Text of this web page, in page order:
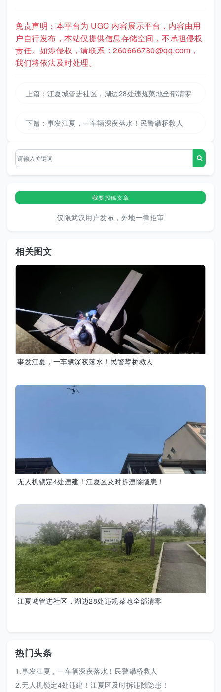
免责声明：本平台为 UGC 内容展示平台，内容由用
户自行发布，本站仅提供信息存储空间，不承担侵权
责任。如涉侵权，请联系：260666780@qq.com，
我们将依法及时处理。
上篇： 江夏城管进社区，湖边28处违规菜地全部清零
下篇： 事发江夏，一车辆深夜落水！民警攀桥救人
我要投稿文章
仅限武汉用户发布，外地一律拒审
相关图文
事发江夏，一车辆深夜落水！民警攀桥救人
无人机锁定4处违建！江夏区及时拆违除隐患！
江夏城管进社区，湖边28处违规菜地全部清零
热门头条
1.事发江夏，一车辆深夜落水！民警攀桥救人
2.无人机锁定4处违建！江夏区及时拆违除隐患！